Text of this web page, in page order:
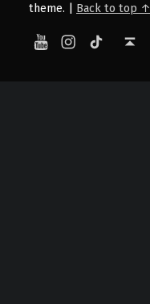
theme. | Back to top ↑